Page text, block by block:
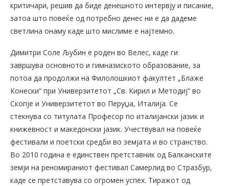
критичари, решив да биде денешното интервју и писание,
затоа што повеќе од потребно денес ни е да дадеме
светлина онаму каде што мислиме е најтемно.
Димитри Соле Љубин е роден во Велес, каде ги
завршува основното и гимназиското образование, за
потоа да продолжи на Филолошкиот факултет „Блаже
Конески“ при Универзитетот „Св. Кирил и Методиј“ во
Скопје и Универзитетот во Перуџа, Италија. Се
стекнува со титулата Професор по италијански јазик и
книжевност и македонски јазик. Учествувал на повеќе
фестивали и поетски средби во земјата и во странство.
Во 2010 година е единствен претставник од Балканските
земји на реномираниот фестивал Самерлид во Стразбур,
каде се претставува со огромен успех. Тиражот од